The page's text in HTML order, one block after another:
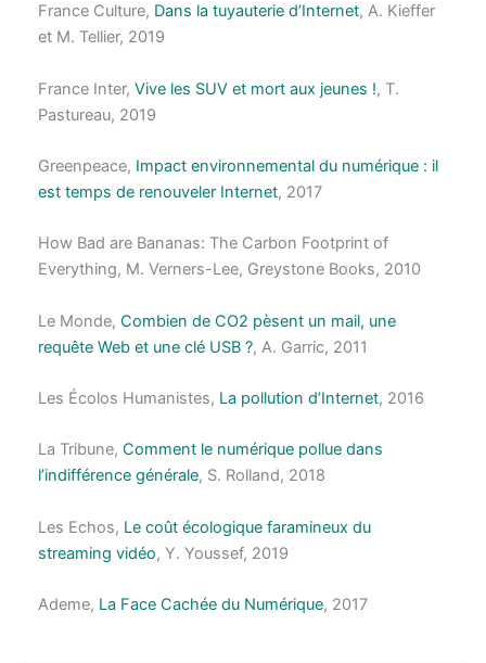
France Culture, Dans la tuyauterie d’Internet, A. Kieffer
et M. Tellier, 2019
France Inter, Vive les SUV et mort aux jeunes !, T.
Pastureau, 2019
Greenpeace, Impact environnemental du numérique : il
est temps de renouveler Internet, 2017
How Bad are Bananas: The Carbon Footprint of
Everything, M. Verners-Lee, Greystone Books, 2010
Le Monde, Combien de CO2 pèsent un mail, une
requête Web et une clé USB ?, A. Garric, 2011
Les Écolos Humanistes, La pollution d’Internet, 2016
La Tribune, Comment le numérique pollue dans
l’indifférence générale, S. Rolland, 2018
Les Echos, Le coût écologique faramineux du
streaming vidéo, Y. Youssef, 2019
Ademe, La Face Cachée du Numérique, 2017